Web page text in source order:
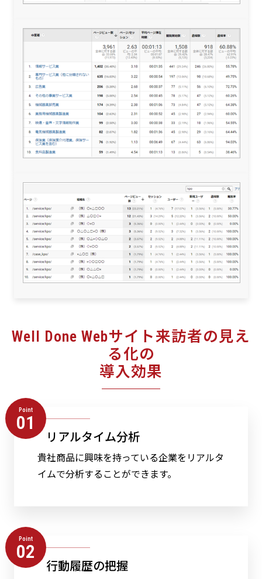
Well Done Webサイト来訪者の見え
る化の
導入効果
Point
01
リアルタイム分析
貴社商品に興味を持っている企業をリアルタ
イムで分析することができます。
Point
02
行動履歴の把握